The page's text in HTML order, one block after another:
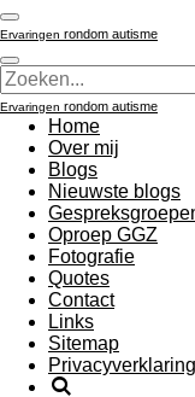
Ga
direct
naar
de
hoofdinhoud
Ervaringen rondom autisme
Ervaringen rondom autisme
Home
Over mij
Blogs
Nieuwste blogs
Oproep GGZ
Fotografie
Quotes
Contact
Links
Sitemap
Privacyverklaring